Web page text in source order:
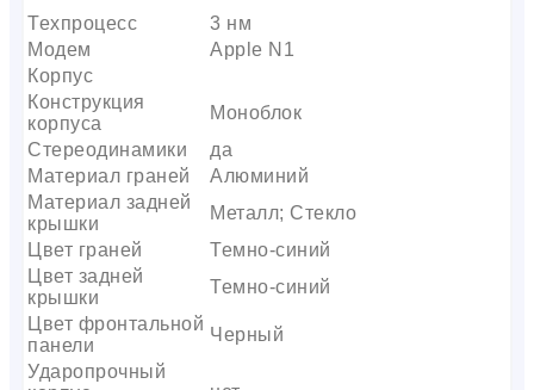
Техпроцесс
3 нм
Модем
Apple N1
Корпус
Конструкция
корпуса
Моноблок
Стереодинамики
да
Материал граней
Алюминий
Материал задней
крышки
Металл; Стекло
Цвет граней
Темно-синий
Цвет задней
крышки
Темно-синий
Цвет фронтальной
панели
Черный
Ударопрочный